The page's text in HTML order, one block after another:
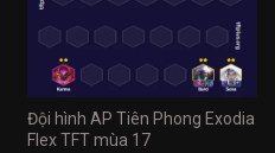
Đội hình AP Tiên Phong Exodia
Flex TFT mùa 17